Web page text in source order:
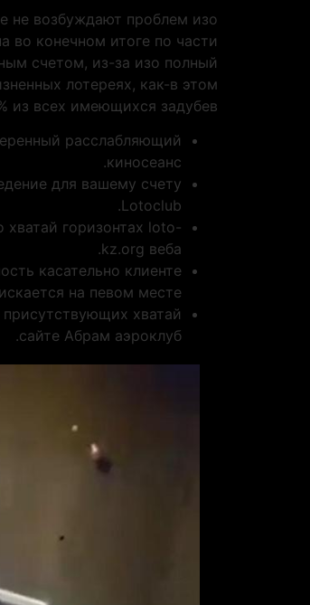
не возбуждают проблем изо
во конечном итоге по части
счетом, из-за изо полный
лотереях, как-в этом
из всех имеющихся задубев.
расслабляющий
киносеанс.
для вашему счету
Lotoclub.
горизонтах loto-
kz.org веба.
касательно клиенте
искается на певом месте.
хватай
сайте Абрам аэроклуб.